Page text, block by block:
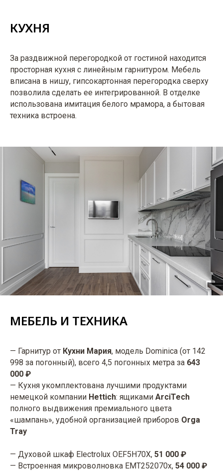
КУХНЯ
За раздвижной перегородкой от гостиной находится
просторная кухня с линейным гарнитуром. Мебель
вписана в нишу, гипсокартонная перегородка сверху
позволила сделать ее интегрированной. В отделке
использована имитация белого мрамора, а бытовая
техника встроена.
МЕБЕЛЬ И ТЕХНИКА
— Гарнитур от Кухни Мария, модель Dominica (от 142
998 за погонный), всего 4,5 погонных метра за 643
000 ₽
— Кухня укомплектована лучшими продуктами
немецкой компании Hettich: ящиками ArciTech
полного выдвижения премиального цвета
«шампань», удобной организацией приборов Orga
Tray
— Духовой шкаф Electrolux OEF5H70X, 51 000 ₽
— Встроенная микроволновка EMT252070x, 54 000 ₽